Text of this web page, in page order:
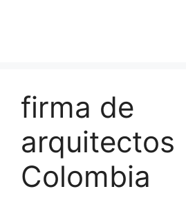
firma de
arquitectos
Colombia